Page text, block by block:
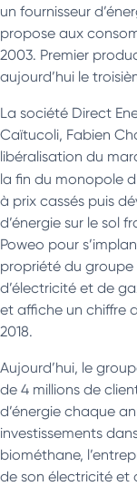
un fournisseur
propose aux
2003. Premier
aujourd’hui le
La société Direct
Caïtucoli, Fabien
libéralisation du
la fin du monopole
à prix cassés puis
d’énergie sur le sol
Poweo pour
propriété du groupe
d’électricité et de
et affiche un chiffre
2018.
Aujourd’hui, le
de 4 millions de
d’énergie chaque
investissements
biométhane,
de son électricité et